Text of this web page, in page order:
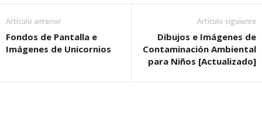
Artículo anterior
Fondos de Pantalla e
Imágenes de Unicornios
Artículo siguiente
Dibujos e Imágenes de
Contaminación Ambiental
para Niños [Actualizado]